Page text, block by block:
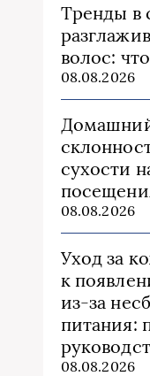
Тренды в
волос:
08.08.2026
сухости
08.08.2026
Уход за
к
из‑за
питания:
08.08.2026